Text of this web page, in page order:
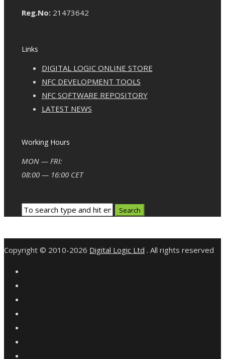
Reg.No:21473642
Links
DIGITAL LOGIC ONLINE STORE
NFC DEVELOPMENT TOOLS
NFC SOFTWARE REPOSITORY
LATEST NEWS
Working Hours
MON — FRI:
08:00 — 16:00 CET
Copyright © 2010-2026 Digital Logic Ltd . All rights reserved